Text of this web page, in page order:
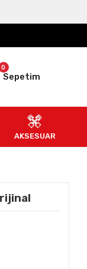
0
Sepetim
AKSESUAR